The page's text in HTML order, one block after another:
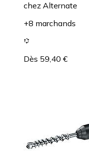
chez Alternate
+8 marchands
Dès 59,40 €